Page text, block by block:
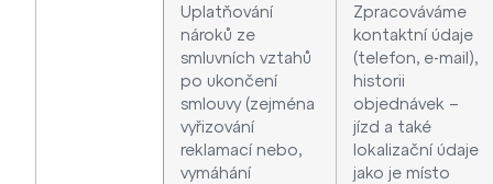
Uplatňování
nároků ze
smluvních vztahů
po ukončení
smlouvy (zejména
vyřizování
reklamací nebo,
vymáhání
Zpracováváme
kontaktní údaje
(telefon, e-mail),
historii
objednávek –
jízd a také
lokalizační údaje
jako je místo